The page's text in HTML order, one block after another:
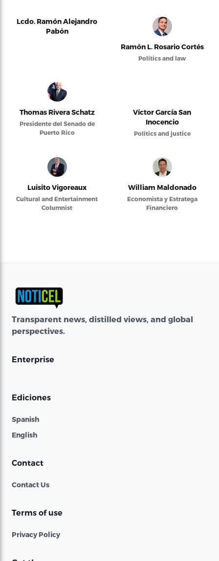
Lcdo. Ramón Alejandro
Pabón
Ramón L. Rosario Cortés
Politics and law
Thomas Rivera Schatz
Presidente del Senado de
Puerto Rico
Víctor García San
Inocencio
Politics and justice
Luisito Vigoreaux
Cultural and Entertainment
Columnist
William Maldonado
Economista y Estratega
Financiero
Transparent news, distilled views, and global
perspectives.
Enterprise
Ediciones
Spanish
English
Contact
Contact Us
Terms of use
Privacy Policy